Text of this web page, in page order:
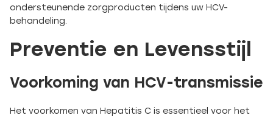
ondersteunende zorgproducten tijdens uw HCV-
behandeling.
Preventie en Levensstijl
Voorkoming van HCV-transmissie
Het voorkomen van Hepatitis C is essentieel voor het